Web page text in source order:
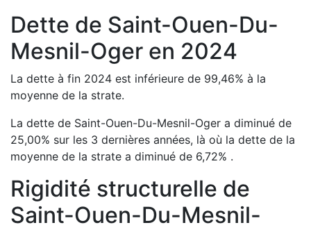
Dette de Saint-Ouen-Du-
Mesnil-Oger en 2024
La dette à fin 2024 est inférieure de 99,46% à la
moyenne de la strate.
La dette de Saint-Ouen-Du-Mesnil-Oger a diminué de
25,00% sur les 3 dernières années, là où la dette de la
moyenne de la strate a diminué de 6,72% .
Rigidité structurelle de
Saint-Ouen-Du-Mesnil-